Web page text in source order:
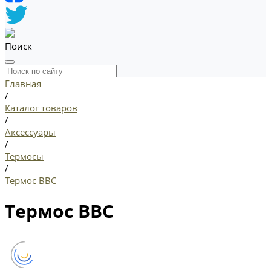
Поиск
Главная
/
Каталог товаров
/
Аксессуары
/
Термосы
/
Термос ВВС
Термос ВВС